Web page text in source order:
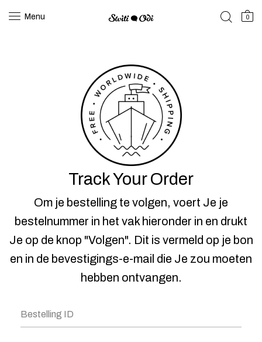
Menu 0
Track Your Order
Om je bestelling te volgen, voert Je je
bestelnummer in het vak hieronder in en drukt
Je op de knop "Volgen". Dit is vermeld op je bon
en in de bevestigings-e-mail die Je zou moeten
hebben ontvangen.